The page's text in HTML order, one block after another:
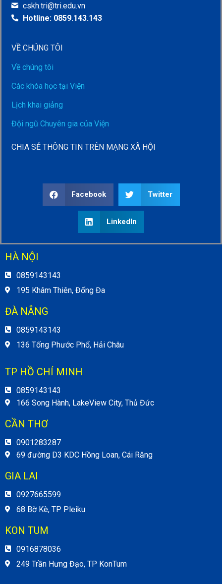
cskh.tri@tri.edu.vn
Hotline: 0859.143.143
VỀ CHÚNG TÔI
Về chúng tôi
Các khóa học tại Viện
Lịch khai giảng
Đội ngũ Chuyên gia của Viện
CHIA SẺ THÔNG TIN TRÊN MẠNG XÃ HỘI
Facebook Twitter
LinkedIn
HÀ NỘI
0859143143
195 Khâm Thiên, Đống Đa
ĐÀ NẴNG
0859143143
136 Tống Phước Phổ, Hải Châu
TP HỒ CHÍ MINH
0859143143
166 Song Hành, LakeView City, Thủ Đức
CẦN THƠ
0901283287
69 đường D3 KDC Hồng Loan, Cái Răng
GIA LAI
0927665599
68 Bờ Kè, TP Pleiku
KON TUM
0916878036
249 Trần Hưng Đạo, TP KonTum